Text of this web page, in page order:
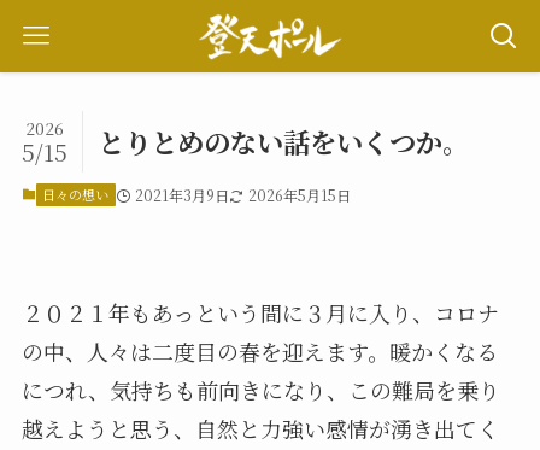
とりとめのない話をいくつか。
2026
5/15
日々の想い 2021年3月9日 2026年5月15日
２０２１年もあっという間に３月に入り、コロナ
の中、人々は二度目の春を迎えます。暖かくなる
につれ、気持ちも前向きになり、この難局を乗り
越えようと思う、自然と力強い感情が湧き出てく